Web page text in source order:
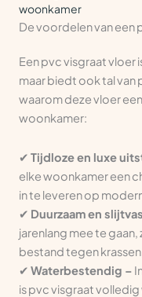
woonkamer
De voordelen van een
Een pvc visgraat vloer
maar biedt ook tal
waarom deze vloer
woonkamer:
✔ Tijdloze en luxe
elke woonkamer een
in te leveren op
✔ Duurzaam en
jarenlang mee te gaan,
bestand tegen
✔ Waterbestendig –
is pvc visgraat